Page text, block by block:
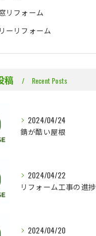
リフォーム
ーリフォーム
稿 Recent Posts
2024/04/24
錆が酷い屋根
2024/04/22
リフォーム工事の進捗
2024/04/20